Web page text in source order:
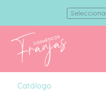
Catálogo